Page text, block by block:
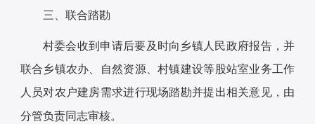
三、联合踏勘
村委会收到申请后要及时向乡镇人民政府报告，并
联合乡镇农办、自然资源、村镇建设等股站室业务工作
人员对农户建房需求进行现场踏勘并提出相关意见，由
分管负责同志审核。